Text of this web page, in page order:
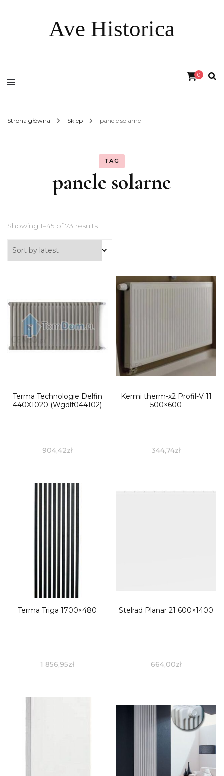
Ave Historica
0
Strona główna Sklep panele solarne
TAG
panele solarne
Showing 1–45 of 73 results
Terma Technologie Delfin
440X1020 (Wgdlf044102)
904,42zł
Kermi therm-x2 Profil-V 11
500×600
344,74zł
Terma Triga 1700×480
1 856,95zł
Stelrad Planar 21 600×1400
664,00zł